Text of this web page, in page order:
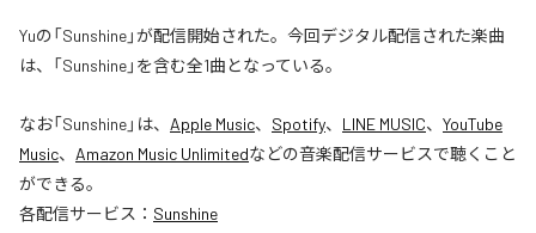
Yuの「Sunshine」が配信開始された。今回デジタル配信された楽曲
は、「Sunshine」を含む全1曲となっている。
なお「Sunshine」は、 Apple Music、 Spotify、 LINE MUSIC、 YouTube
Music、 Amazon Music Unlimitedなどの音楽配信サービスで聴くこと
ができる。
各配信サービス： Sunshine